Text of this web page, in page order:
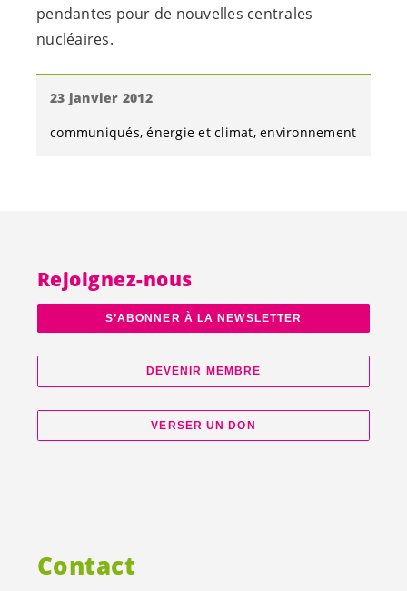
pendantes pour de nouvelles centrales
nucléaires.
23 janvier 2012
communiqués énergie et climat environnement
Rejoignez-nous
S’ABONNER À LA NEWSLETTER
DEVENIR MEMBRE
VERSER UN DON
Contact